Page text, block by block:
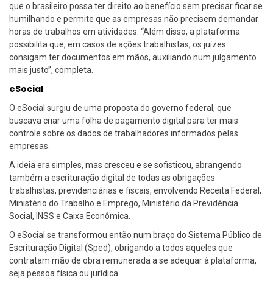
que o brasileiro possa ter direito ao benefício sem precisar ficar se
humilhando e permite que as empresas não precisem demandar
horas de trabalhos em atividades. “Além disso, a plataforma
possibilita que, em casos de ações trabalhistas, os juízes
consigam ter documentos em mãos, auxiliando num julgamento
mais justo”, completa.
eSocial
O eSocial surgiu de uma proposta do governo federal, que
buscava criar uma folha de pagamento digital para ter mais
controle sobre os dados de trabalhadores informados pelas
empresas.
A ideia era simples, mas cresceu e se sofisticou, abrangendo
também a escrituração digital de todas as obrigações
trabalhistas, previdenciárias e fiscais, envolvendo Receita Federal,
Ministério do Trabalho e Emprego, Ministério da Previdência
Social, INSS e Caixa Econômica.
O eSocial se transformou então num braço do Sistema Público de
Escrituração Digital (Sped), obrigando a todos aqueles que
contratam mão de obra remunerada a se adequar à plataforma,
seja pessoa física ou jurídica.